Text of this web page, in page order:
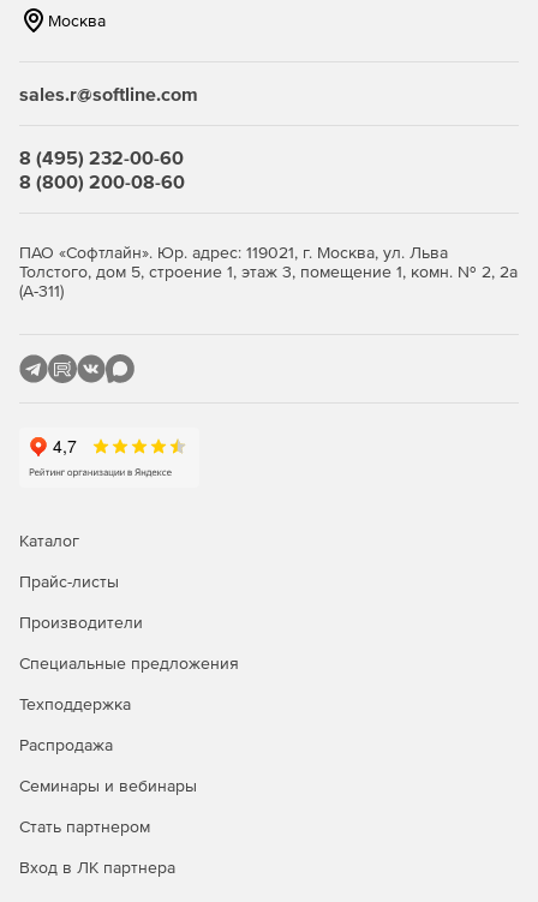
15.13330.2020.
468.1325800.2019 при расчете армирования
Расчет пульсационной составляющей ветровой
нагрузки согласно приложению М к СП 20.13330.2016
Внедрение требований сейсмических норм Армении
Обеспечение минимальных значений площади
сечения и процента армирования по заданным
железобетонных конструкций.
Поддержка различных свойств арматуры, в том числе
Улучшения пользовательского интерфейса: горячие
параметров.
Автоматический выбор аналогичных объектов при
изменении свойств в позиционном проекте.
Улучшенное задание нагрузок, в том числе
удобного управления через PropertyGrid.
появилась возможность формирования «следов» без
Москва
sales.r@softline.com
8 (495) 232-00-60
8 (800) 200-08-60
ПАО «Софтлайн». Юр. адрес: 119021, г. Москва, ул. Льва
Толстого, дом 5, строение 1, этаж 3, помещение 1, комн. № 2, 2а
(А-311)
Каталог
Прайс-листы
Производители
Специальные предложения
Техподдержка
Распродажа
Семинары и вебинары
Стать партнером
Вход в ЛК партнера